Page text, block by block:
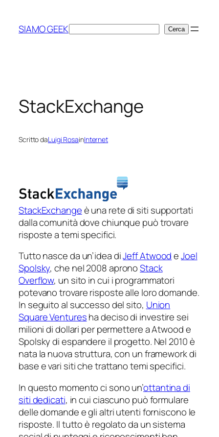
contenuto
SIAMO GEEKCerca Cerca
StackExchange
Scritto daLuigi RosainInternet
StackExchangeè una rete di siti supportati
dalla comunità dove chiunque può trovare
risposte a temi specifici.
Tutto nasce da un’idea diJeff AtwoodeJoel
Spolsky, che nel 2008 apronoStack
Overflow, un sito in cui i programmatori
potevano trovare risposte alle loro domande.
In seguito al successo del sito, Union
Square Venturesha deciso di investire sei
milioni di dollari per permettere a Atwood e
Spolsky di espandere il progetto. Nel 2010 è
nata la nuova struttura, con un framework di
base e vari siti che trattano temi specifici.
In questo momento ci sono un’ottantina di
siti dedicati, in cui ciascuno può formulare
delle domande e gli altri utenti forniscono le
risposte. Il tutto è regolato da un sistema